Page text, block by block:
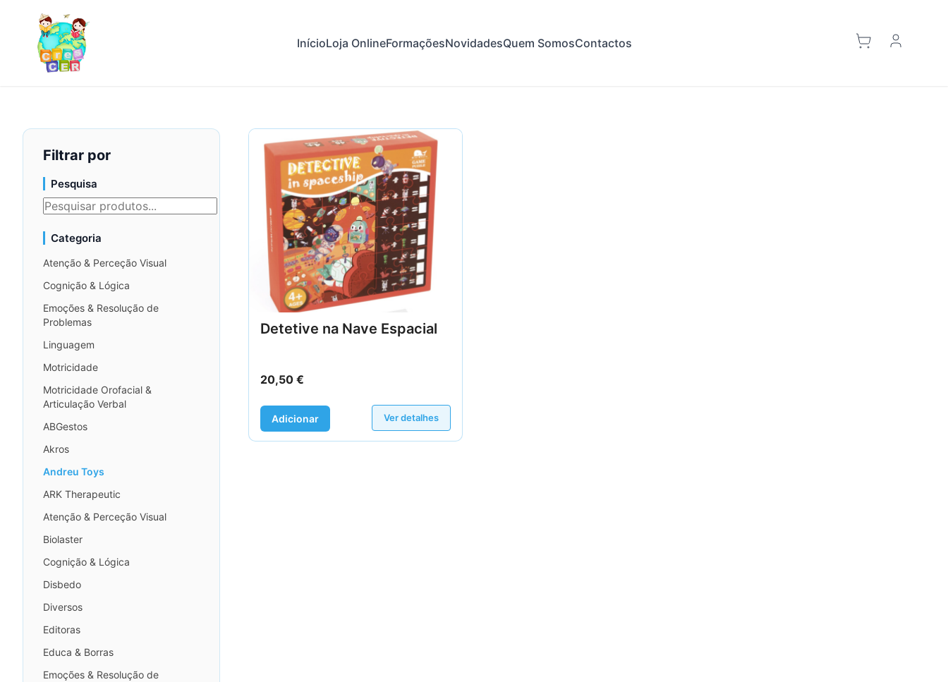
InícioLoja OnlineFormaçõesNovidadesQuem SomosContactos
Filtrar por
Pesquisa
Categoria
Atenção & Perceção Visual
Cognição & Lógica
Emoções & Resolução de
Problemas
Linguagem
Motricidade
Motricidade Orofacial &
Articulação Verbal
ABGestos
Akros
Andreu Toys
ARK Therapeutic
Atenção & Perceção Visual
Biolaster
Cognição & Lógica
Disbedo
Diversos
Editoras
Educa & Borras
Emoções & Resolução de
Detetive na Nave Espacial
20,50 €
Adicionar Ver detalhes